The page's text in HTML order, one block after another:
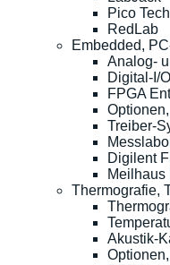
Pico
RedLab
Embedded,
Analog-
Digital-I/
FPGA
Treiber-
Digilent
Meilhaus
Thermografie,
Akustik-